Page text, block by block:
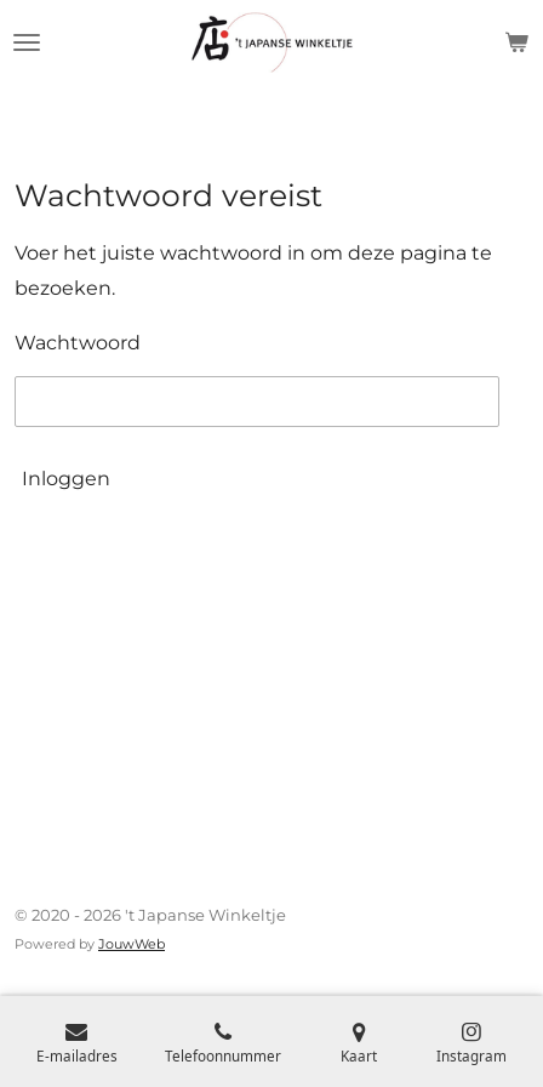
Wachtwoord vereist
Voer het juiste wachtwoord in om deze pagina te
bezoeken.
Wachtwoord
Inloggen
© 2020 - 2026 't Japanse Winkeltje
Powered by JouwWeb
E-mailadres Telefoonnummer Kaart Instagram